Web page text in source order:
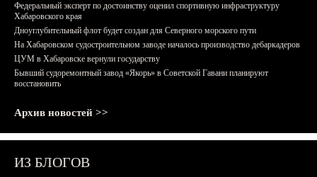
Федеральный эксперт по достоинству оценил спортивную инфраструктуру
Хабаровского края
Дноуглубительный флот будет создан для Северного морского пути
На Хабаровском судостроительном заводе началось производство дебаркадеров
ЦУМ в Хабаровске вернули государству
Бывший судоремонтный завод «Якорь» в Советской Гавани планируют
восстановить
Архив новостей >>
ИЗ БЛОГОВ